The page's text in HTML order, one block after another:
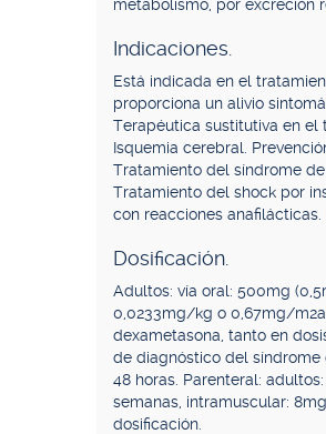
metabolismo, por excreción
Indicaciones.
Está indicada en el
proporciona un alivio
Terapéutica sustitutiva en el
Isquemia cerebral.
Tratamiento del síndrome
Tratamiento del shock por
con reacciones
Dosificación.
Adultos: vía oral: 500mg
0,0233mg/kg o 0,67mg/
dexametasona, tanto en
de diagnóstico del síndrome
48 horas. Parenteral:
semanas, intramuscular:
dosificación.